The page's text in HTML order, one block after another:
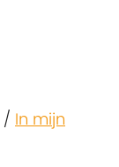
/ In mijn